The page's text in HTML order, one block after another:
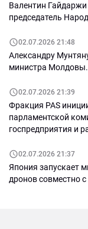
Валентин Гайдаржи
председатель
02.07.2026 21:48
Александру
министра Молдовы.
02.07.2026 21:39
Фракция PAS
парламентской
госпредприятия и
02.07.2026 21:37
Япония запускает
дронов совместно